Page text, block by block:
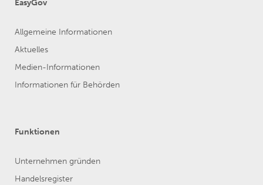
EasyGov
Allgemeine Informationen
Aktuelles
Medien-Informationen
Informationen für Behörden
Funktionen
Unternehmen gründen
Handelsregister